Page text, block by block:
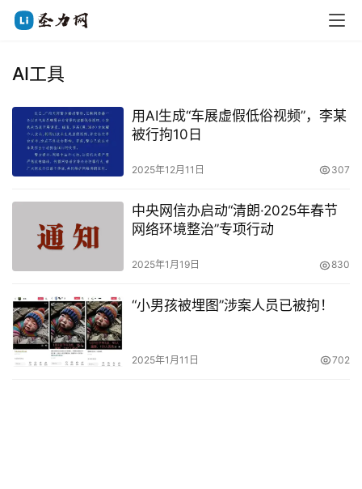
AI工具
用AI生成“车展虚假低俗视频”，李某
被行拘10日
2025年12月11日 307
中央网信办启动“清朗·2025年春节
网络环境整治”专项行动
2025年1月19日 830
“小男孩被埋图”涉案人员已被拘！
2025年1月11日 702